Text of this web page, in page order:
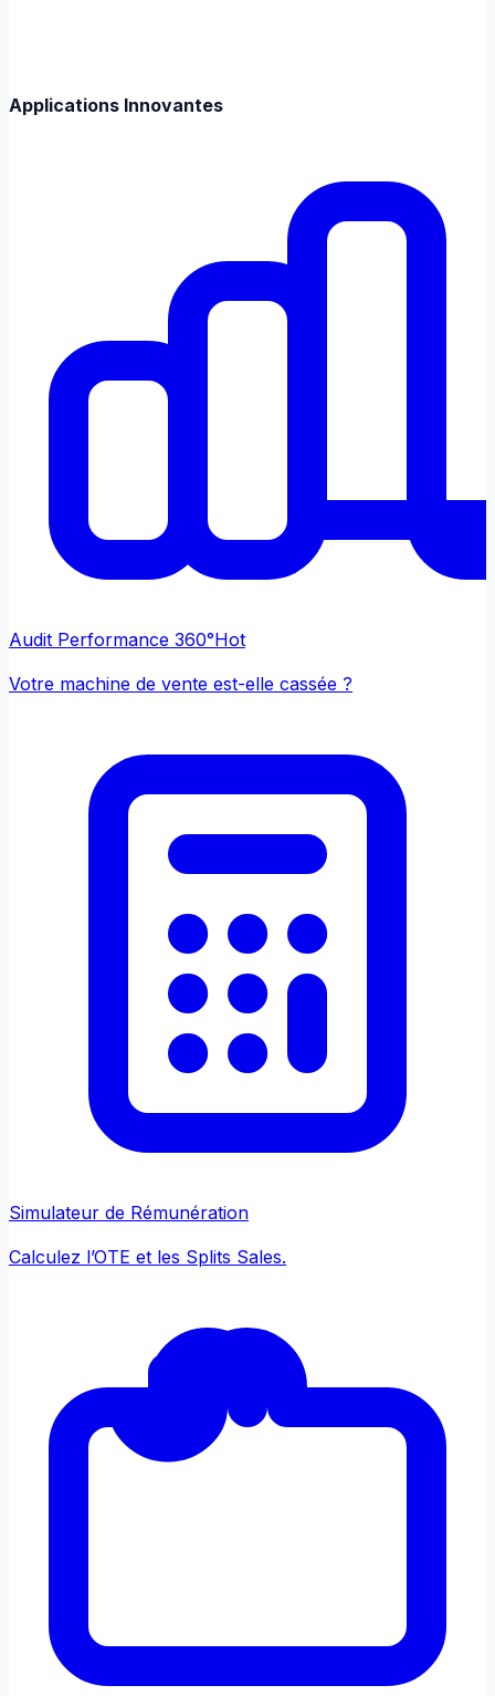
Applications Innovantes
Audit Performance 360°Hot
Votre machine de vente est-elle cassée ?
Simulateur de Rémunération
Calculez l’OTE et les Splits Sales.